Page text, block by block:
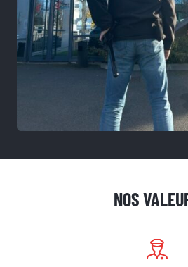
NOS
RÉSERVER
SI.Groupe utilise vos données pour
votre accord, vous adresser ses offres. Pour
notre politique de confidentialité.